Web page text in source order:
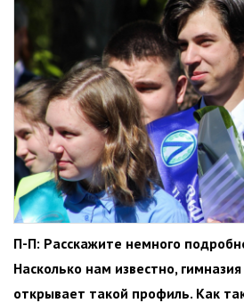
П-П: Расскажите немного
Насколько нам известно,
открывает такой профиль. Как